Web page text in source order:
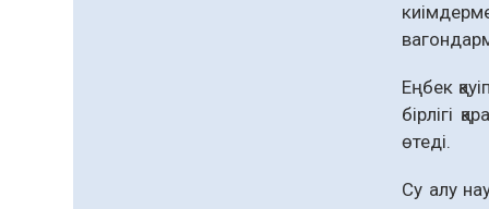
Еңбек
бірлігі
өтеді.
Су алу